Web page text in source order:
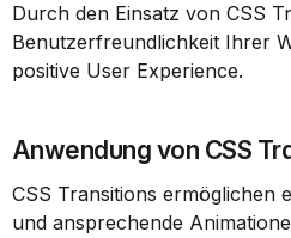
Durch den Einsatz von CSS
Benutzerfreundlichkeit Ihrer
positive User Experience.
Anwendung von CSS
CSS Transitions ermöglichen
und ansprechende